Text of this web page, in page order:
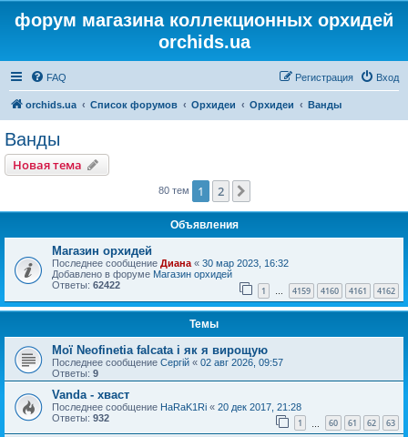
форум магазина коллекционных орхидей
orchids.ua
FAQ Вход
Регистрация
orchids.ua Список форумов Орхидеи Орхидеи Ванды
Ванды
Новая тема
80 тем 1 2
Объявления
Магазин орхидей
Последнее сообщение Диана « 30 мар 2023, 16:32
Добавлено в форуме Магазин орхидей
Ответы: 62422 1 … 4159 4160 4161 4162
Темы
Мої Neofinetia falcata і як я вирощую
Последнее сообщение Сергій « 02 авг 2026, 09:57
Ответы: 9
Vanda - хваст
Последнее сообщение HaRaK1Ri « 20 дек 2017, 21:28
Ответы: 932 1 60 61 62 63